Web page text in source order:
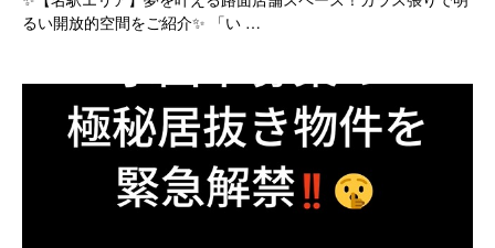
るい開放的空間をご紹介✨ 「い …